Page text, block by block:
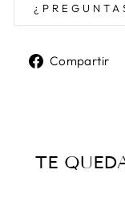
Compartir
TE